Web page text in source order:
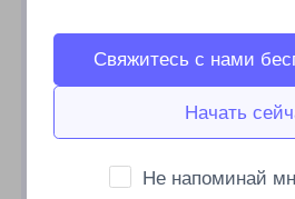
Начать
Свяжитесь с нами
Не напоминай